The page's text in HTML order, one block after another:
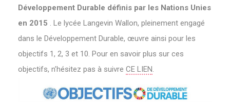
Développement Durable définis par les Nations Unies
en 2015 . Le lycée Langevin Wallon, pleinement engagé
dans le Développement Durable, œuvre ainsi pour les
objectifs 1, 2, 3 et 10. Pour en savoir plus sur ces
objectifs, n’hésitez pas à suivre CE LIEN.